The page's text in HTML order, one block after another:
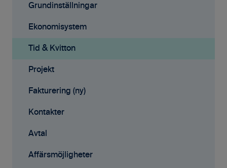
Grundinställningar
Ekonomisystem
Tid & Kvitton
Projekt
Fakturering (ny)
Kontakter
Avtal
Affärsmöjligheter